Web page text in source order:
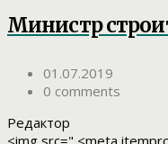
Министр
01.07.2019
0 comments
Редактор
<img src=" <meta